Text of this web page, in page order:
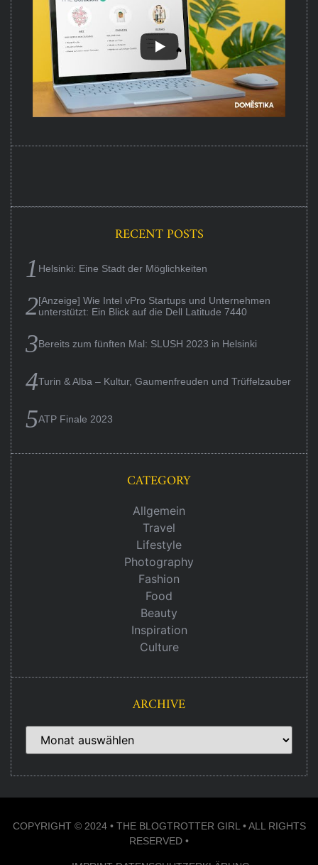
RECENT POSTS
Helsinki: Eine Stadt der Möglichkeiten
[Anzeige] Wie Intel vPro Startups und Unternehmen
unterstützt: Ein Blick auf die Dell Latitude 7440
Bereits zum fünften Mal: SLUSH 2023 in Helsinki
Turin & Alba – Kultur, Gaumenfreuden und Trüffelzauber
ATP Finale 2023
CATEGORY
Allgemein
Travel
Lifestyle
Photography
Fashion
Food
Beauty
Inspiration
Culture
ARCHIVE
COPYRIGHT © 2024 • THE BLOGTROTTER GIRL • ALL RIGHTS
RESERVED •